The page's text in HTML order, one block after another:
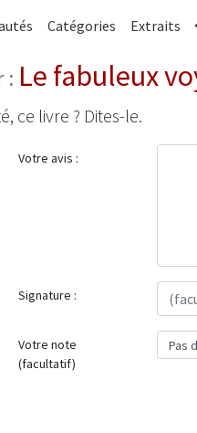
Catégories Extraits
: Le fabuleux
ce livre ? Dites-le.
Votre avis :
Signature :
Votre note
(facultatif)